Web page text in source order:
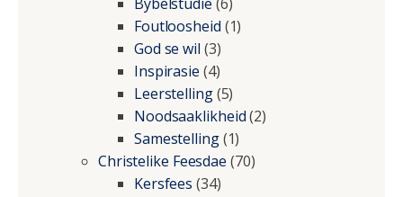
Foutloosheid (1)
God se wil (3)
Inspirasie (4)
Leerstelling(5)
Noodsaaklikheid(2)
Samestelling(1)
Christelike Feesdae (70)
Kersfees (34)